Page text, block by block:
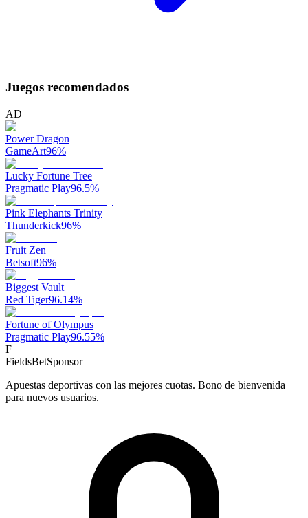
Juegos recomendados
AD
Power Dragon
GameArt96%
Lucky Fortune Tree
Pragmatic Play96.5%
Pink Elephants Trinity
Thunderkick96%
Fruit Zen
Betsoft96%
Biggest Vault
Red Tiger96.14%
Fortune of Olympus
Pragmatic Play96.55%
F
FieldsBetSponsor
Apuestas deportivas con las mejores cuotas. Bono de bienvenida
para nuevos usuarios.